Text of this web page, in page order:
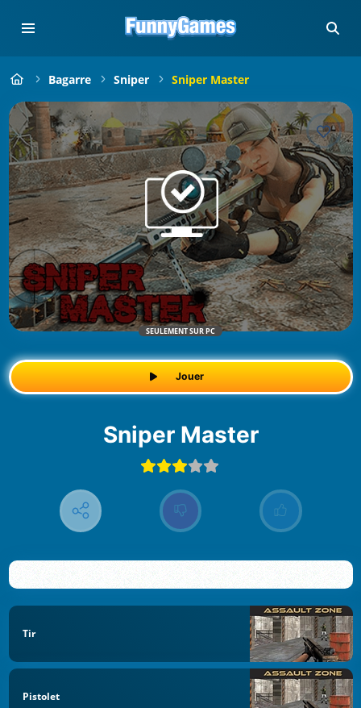
Bagarre Sniper Sniper Master
SEULEMENT SUR PC
Jouer
Sniper Master
Tir
Pistolet